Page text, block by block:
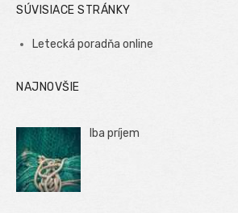
SÚVISIACE STRÁNKY
Letecká poradňa online
NAJNOVŠIE
Iba príjem